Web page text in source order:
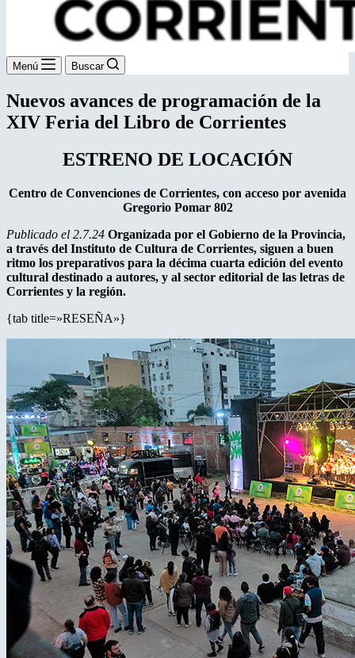
Menú Buscar
Nuevos avances de programación de la
XIV Feria del Libro de Corrientes
ESTRENO DE LOCACIÓN
Centro de Convenciones de Corrientes, con acceso por avenida
Gregorio Pomar 802
Publicado el 2.7.24 Organizada por el Gobierno de la Provincia,
a través del Instituto de Cultura de Corrientes, siguen a buen
ritmo los preparativos para la décima cuarta edición del evento
cultural destinado a autores, y al sector editorial de las letras de
Corrientes y la región.
{tab title=»RESEÑA»}